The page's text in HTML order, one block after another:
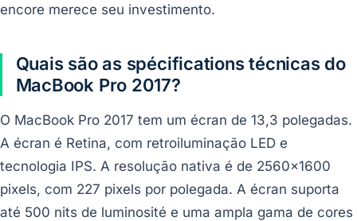
encore merece seu investimento.
Quais são as spécifications técnicas do
MacBook Pro 2017?
O MacBook Pro 2017 tem um écran de 13,3 polegadas.
A écran é Retina, com retroiluminação LED e
tecnologia IPS. A resolução nativa é de 2560x1600
pixels, com 227 pixels por polegada. A écran suporta
até 500 nits de luminosité e uma ampla gama de cores